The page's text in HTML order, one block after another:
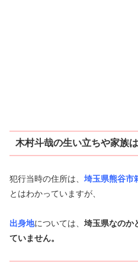
木村斗哉の生い立ちや家族
犯行当時の住所は、 埼玉県熊谷市
とはわかっていますが、
出身地については、 埼玉県なのか
ていません。